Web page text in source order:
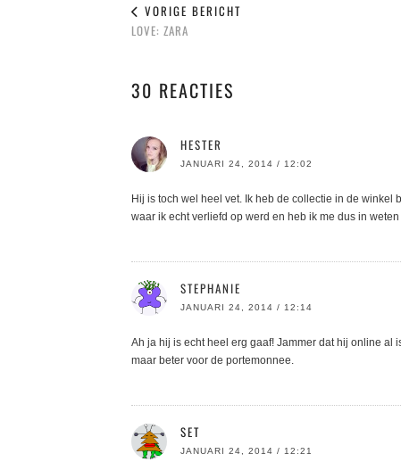
VORIGE BERICHT
LOVE: ZARA
30 REACTIES
HESTER
JANUARI 24, 2014 / 12:02
Hij is toch wel heel vet. Ik heb de collectie in de
waar ik echt verliefd op werd en heb ik me dus in
STEPHANIE
JANUARI 24, 2014 / 12:14
Ah ja hij is echt heel erg gaaf! Jammer dat hij online al
maar beter voor de portemonnee.
SET
JANUARI 24, 2014 / 12:21